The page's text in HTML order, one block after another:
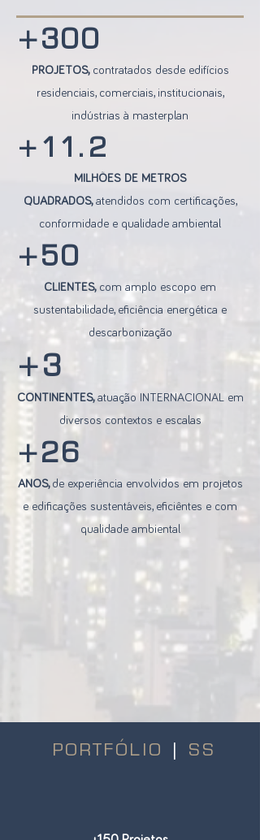
+300
PROJETOS,contratados desde edifícios
residenciais, comerciais, institucionais,
indústrias à masterplan
+11.2
MILHÕES DE METROS
QUADRADOS,atendidos com certificações,
conformidade e qualidade ambiental
+50
CLIENTES, com amplo escopo em
sustentabilidade, eficiência energética e
descarbonização
+3
CONTINENTES, atuação INTERNACIONAL em
diversos contextos e escalas
+26
ANOS, de experiência envolvidos em projetos
e edificações sustentáveis, eficiêntes e com
qualidade ambiental
PORTFÓLIO | SS